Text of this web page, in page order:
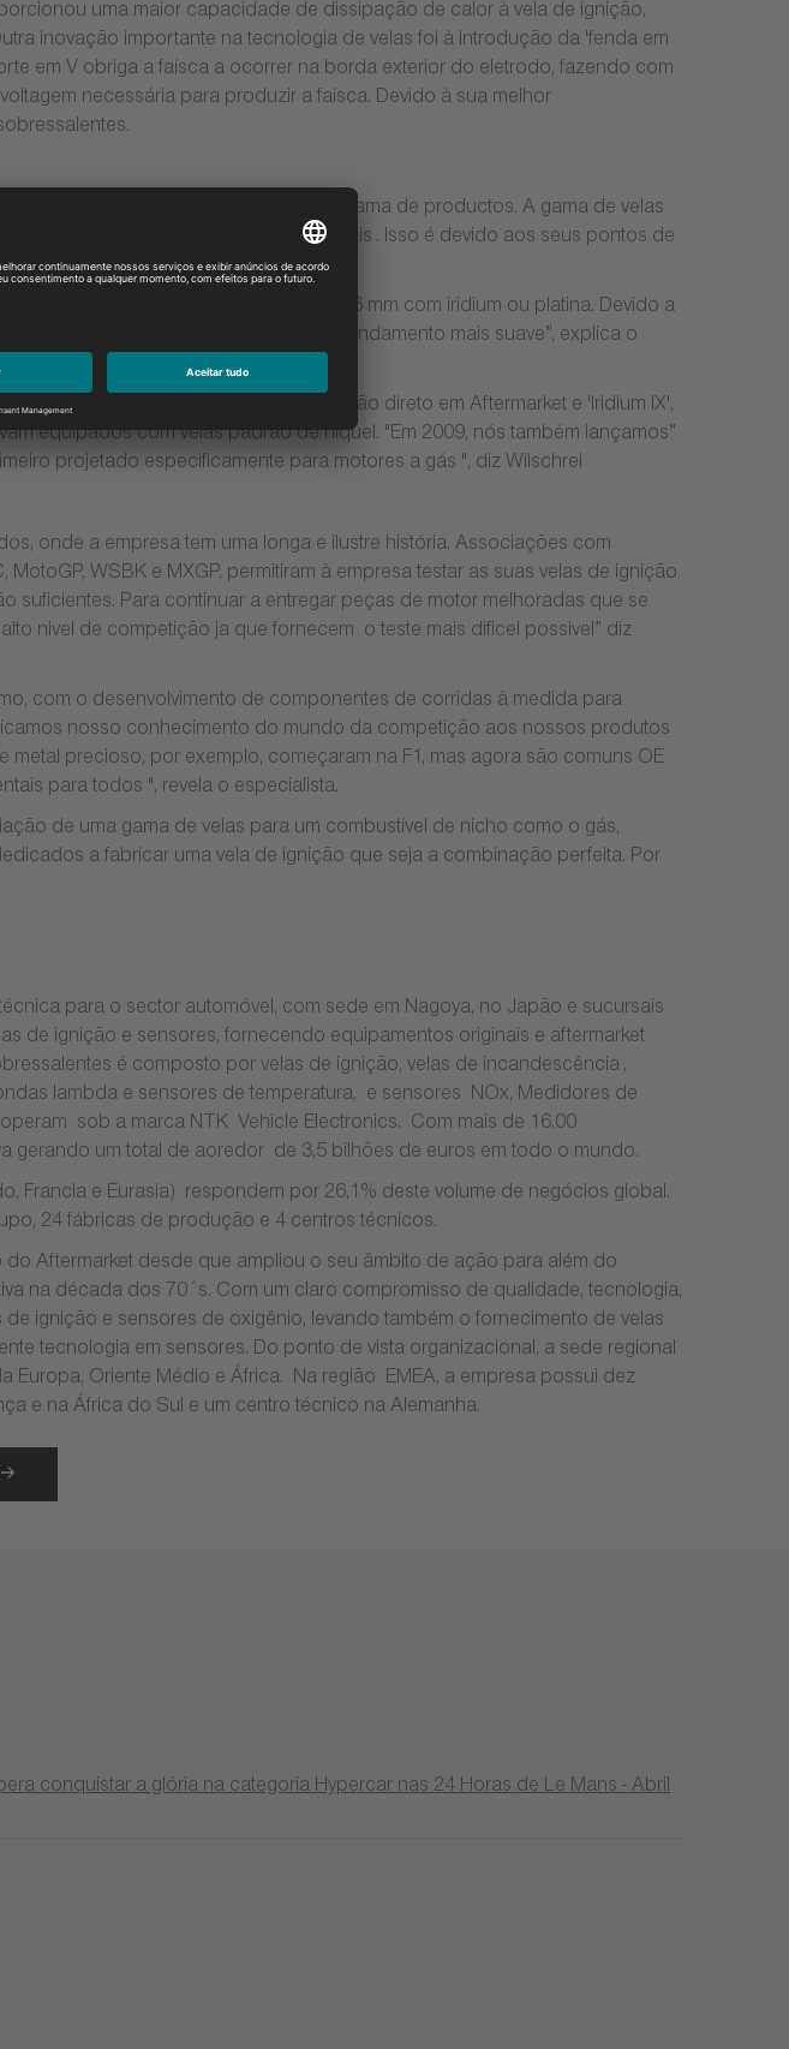
uma maior capacidade de dissipação de calor à vela de ignição,
inovação importante na tecnologia de velas foi à introdução da 'fenda em
em V obriga a faísca a ocorrer na borda exterior do eletrodo, fazendo com
necessária para produzir a faísca. Devido à sua melhor
(1982) e Iridium (1996) na nossa gama de productos. A gama de velas
longa do que as velas convencionais . Isso é devido aos seus pontos de
de 2.5 mm com níquel aos 0.6 mm com iridium ou platina. Devido a
melhorado, bem “como um abrandamento mais suave”, explica o
OE em veiculos e como substitução direto em Aftermarket e 'Iridium IX',
equipados com velas padrão de níquel. "Em 2009, nós também lançamos”
projetado especificamente para motores a gás ", diz Wilschrei
onde a empresa tem uma longa e ilustre história. Associações com
WSBK e MXGP, permitiram à empresa testar as suas velas de ignição
suficientes. Para continuar a entregar peças de motor melhoradas que se
nivel de competição ja que fornecem o teste mais dificel possivel” diz
com o desenvolvimento de componentes de corridas à medida para
nosso conhecimento do mundo da competição aos nossos produtos
precioso, por exemplo, começaram na F1, mas agora são comuns OE
para todos ", revela o especialista.
de uma gama de velas para um combustível de nicho como o gás,
a fabricar uma vela de ignição que seja a combinação perfeita. Por
para o sector automóvel, com sede em Nagoya, no Japão e sucursais
ignição e sensores, fornecendo equipamentos originais e aftermarket
é composto por velas de ignição, velas de incandescência ,
lambda e sensores de temperatura, e sensores NOx, Medidores de
sob a marca NTK Vehicle Electronics. Com mais de 16.00
gerando um total de aoredor de 3,5 bilhões de euros em todo o mundo.
Francia e Eurasia) respondem por 26,1% deste volume de negócios global.
24 fábricas de produção e 4 centros técnicos.
Aftermarket desde que ampliou o seu âmbito de ação para além do
na década dos 70´s. Com um claro compromisso de qualidade, tecnologia,
ignição e sensores de oxigênio, levando também o fornecimento de velas
tecnologia em sensores. Do ponto de vista organizacional, a sede regional
Europa, Oriente Médio e África. Na região EMEA, a empresa possui dez
e na África do Sul e um centro técnico na Alemanha.
conquistar a glória na categoria Hypercar nas 24 Horas de Le Mans - Abril